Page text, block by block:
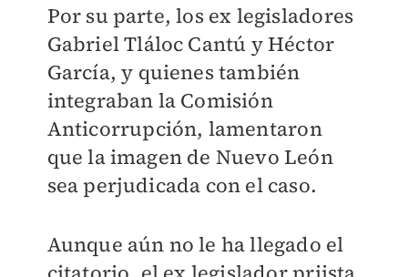
Por su parte, los ex legisladores
Gabriel Tláloc Cantú y Héctor
García, y quienes también
integraban la Comisión
Anticorrupción, lamentaron
que la imagen de Nuevo León
sea perjudicada con el caso.
Aunque aún no le ha llegado el